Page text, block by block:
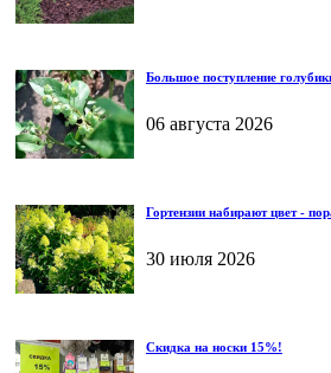
Большое поступление
06 августа 2026
Гортензии набирают цвет -
30 июля 2026
Скидка на носки 15%!